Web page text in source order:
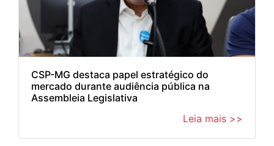
CSP-MG destaca papel estratégico do
mercado durante audiência pública na
Assembleia Legislativa
Leia mais >>